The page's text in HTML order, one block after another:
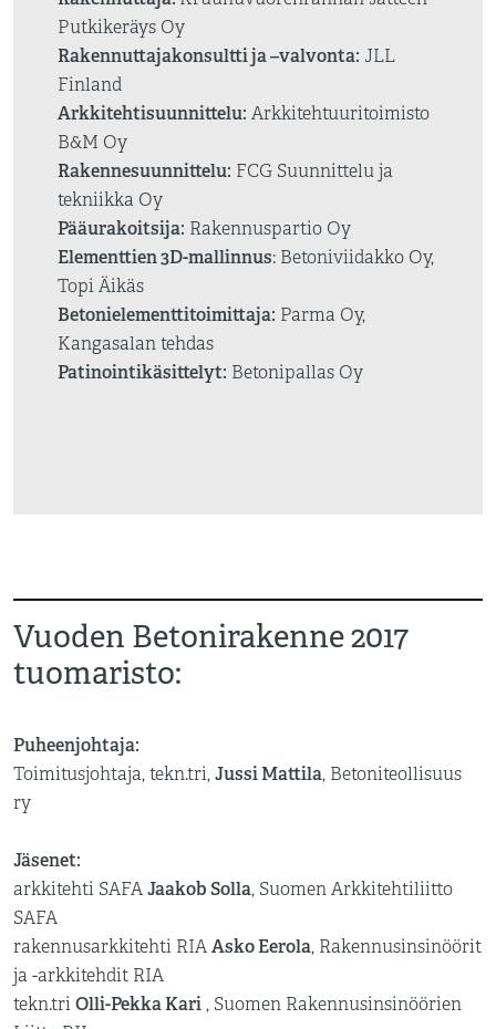
Putkikeräys Oy
Rakennuttajakonsultti ja –valvonta: JLL
Finland
Arkkitehtisuunnittelu: Arkkitehtuuritoimisto
B&M Oy
Rakennesuunnittelu: FCG Suunnittelu ja
tekniikka Oy
Pääurakoitsija: Rakennuspartio Oy
Elementtien 3D-mallinnus: Betoniviidakko Oy,
Topi Äikäs
Betonielementtitoimittaja: Parma Oy,
Kangasalan tehdas
Patinointikäsittelyt: Betonipallas Oy
Vuoden Betonirakenne 2017
tuomaristo:
Puheenjohtaja:
Toimitusjohtaja, tekn.tri, Jussi Mattila, Betoniteollisuus
ry
Jäsenet:
arkkitehti SAFA Jaakob Solla, Suomen Arkkitehtiliitto
SAFA
rakennusarkkitehti RIA Asko Eerola, Rakennusinsinöörit
ja -arkkitehdit RIA
tekn.tri Olli-Pekka Kari , Suomen Rakennusinsinöörien